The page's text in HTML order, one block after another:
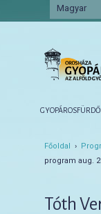
Magyar
Tovább
Tovább
GYOPÁROSFÜRDŐ
Főoldal ›
program aug.
Tóth